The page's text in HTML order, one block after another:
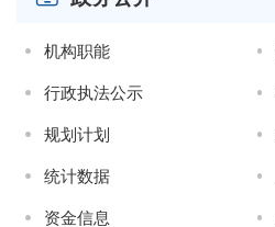
机构职能
行政执法公示
规划计划
统计数据
资金信息